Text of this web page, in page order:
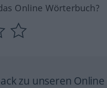
Online Wörterbuch?
zu unseren